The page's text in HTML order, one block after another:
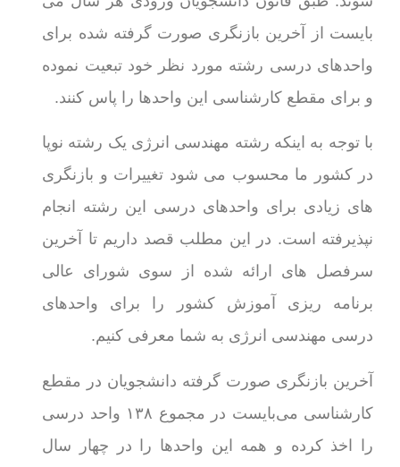
بایست از آخرین بازنگری صورت گرفته شده برای
واحدهای درسی رشته مورد نظر خود تبعیت نموده
و برای مقطع کارشناسی این واحدها را پاس کنند.
با توجه به اینکه رشته مهندسی انرژی یک رشته نوپا
در کشور ما محسوب می شود تغییرات و بازنگری
های زیادی برای واحدهای درسی این رشته انجام
نپذیرفته است. در این مطلب قصد داریم تا آخرین
سرفصل های ارائه شده از سوی شورای عالی
برنامه ریزی آموزش کشور را برای واحدهای
درسی مهندسی انرژی به شما معرفی کنیم.
آخرین بازنگری صورت گرفته دانشجویان در مقطع
کارشناسی می‌بایست در مجموع ۱۳۸ واحد درسی
را اخذ کرده و همه این واحدها را در چهار سال